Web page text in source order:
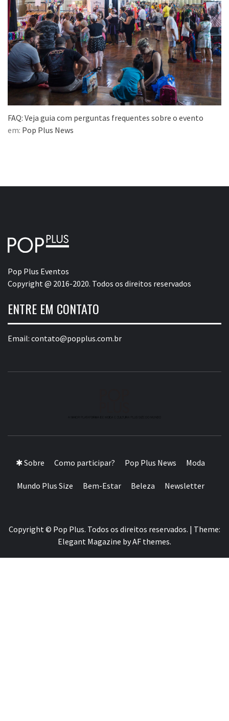
FAQ: Veja guia com perguntas frequentes sobre o evento
em: Pop Plus News
Pop Plus Eventos
Copyright @ 2016-2020. Todos os direitos reservados
ENTRE EM CONTATO
Email: contato@popplus.com.br
✱ Sobre Como participar? Pop Plus News Moda
Mundo Plus Size Bem-Estar Beleza Newsletter
Copyright © Pop Plus. Todos os direitos reservados. | Theme:
Elegant Magazine byAF themes.